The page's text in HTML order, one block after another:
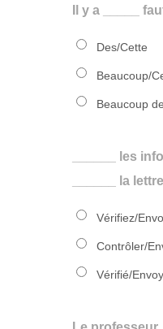
Il y a _____
Des/Cette
Beaucoup/
Beaucoup
______ les
______ la lettre
Vérifiez/
Contrôler/
Vérifié/